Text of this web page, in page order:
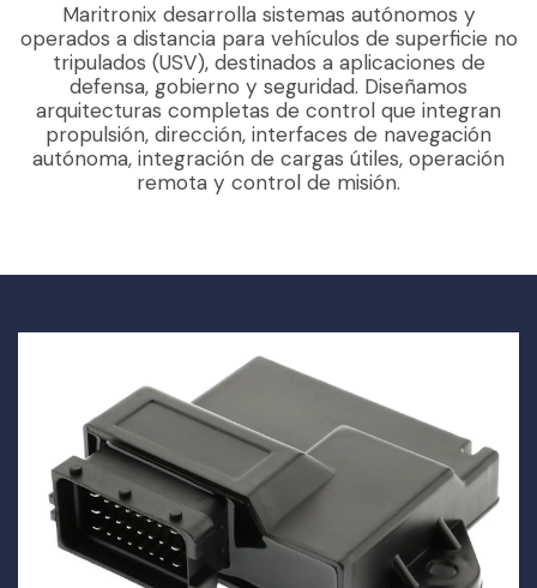
Maritronix desarrolla sistemas autónomos y
operados a distancia para vehículos de superficie no
tripulados (USV), destinados a aplicaciones de
defensa, gobierno y seguridad. Diseñamos
arquitecturas completas de control que integran
propulsión, dirección, interfaces de navegación
autónoma, integración de cargas útiles, operación
remota y control de misión.